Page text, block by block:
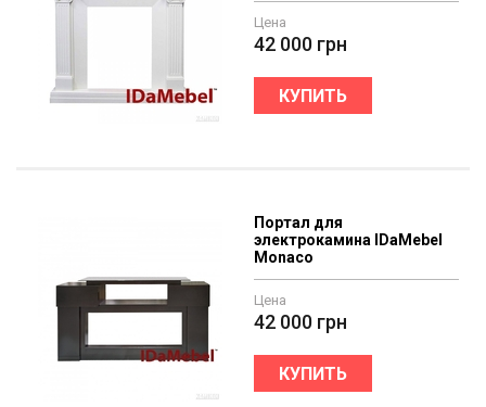
Цена
42 000 грн
КУПИТЬ
Портал для
электрокамина IDaMebel
Monaco
Цена
42 000 грн
КУПИТЬ